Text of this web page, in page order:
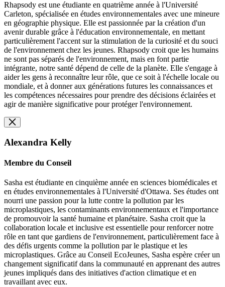
Rhapsody est une étudiante en quatrième année à l'Université
Carleton, spécialisée en études environnementales avec une mineure
en géographie physique. Elle est passionnée par la création d'un
avenir durable grâce à l'éducation environnementale, en mettant
particulièrement l'accent sur la stimulation de la curiosité et du souci
de l'environnement chez les jeunes. Rhapsody croit que les humains
ne sont pas séparés de l'environnement, mais en font partie
intégrante, notre santé dépend de celle de la planète. Elle s'engage à
aider les gens à reconnaître leur rôle, que ce soit à l'échelle locale ou
mondiale, et à donner aux générations futures les connaissances et
les compétences nécessaires pour prendre des décisions éclairées et
agir de manière significative pour protéger l'environnement.
Alexandra Kelly
Membre du Conseil
Sasha est étudiante en cinquième année en sciences biomédicales et
en études environnementales à l'Université d'Ottawa. Ses études ont
nourri une passion pour la lutte contre la pollution par les
microplastiques, les contaminants environnementaux et l'importance
de promouvoir la santé humaine et planétaire. Sasha croit que la
collaboration locale et inclusive est essentielle pour renforcer notre
rôle en tant que gardiens de l'environnement, particulièrement face à
des défis urgents comme la pollution par le plastique et les
microplastiques. Grâce au Conseil EcoJeunes, Sasha espère créer un
changement significatif dans la communauté en apprenant des autres
jeunes impliqués dans des initiatives d'action climatique et en
travaillant avec eux.